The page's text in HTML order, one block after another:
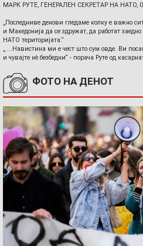
МАРК РУТЕ, ГЕНЕРАЛЕН СЕКРЕТАР НА НАТО,
„Последниве денови гледаме колку е важно
и Македонија да се здружат, да работат
НАТО територијата.“
„ ...Навистина ми е чест што сум овде. Ви
и чувајте нè безбедни“ - порача Руте од
ФОТО НА ДЕНОТ